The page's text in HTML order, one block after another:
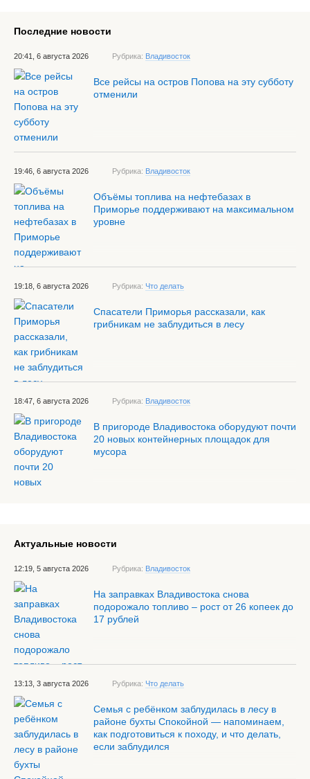
Последние новости
20:41, 6 августа 2026 Рубрика: Владивосток
Все рейсы на остров Попова на эту субботу
отменили
19:46, 6 августа 2026 Рубрика: Владивосток
Объёмы топлива на нефтебазах в
Приморье поддерживают на максимальном
уровне
19:18, 6 августа 2026 Рубрика: Что делать
Спасатели Приморья рассказали, как
грибникам не заблудиться в лесу
18:47, 6 августа 2026 Рубрика: Владивосток
В пригороде Владивостока оборудуют почти
20 новых контейнерных площадок для
мусора
Актуальные новости
12:19, 5 августа 2026 Рубрика: Владивосток
На заправках Владивостока снова
подорожало топливо – рост от 26 копеек до
17 рублей
13:13, 3 августа 2026 Рубрика: Что делать
Семья с ребёнком заблудилась в лесу в
районе бухты Спокойной — напоминаем,
как подготовиться к походу, и что делать,
если заблудился